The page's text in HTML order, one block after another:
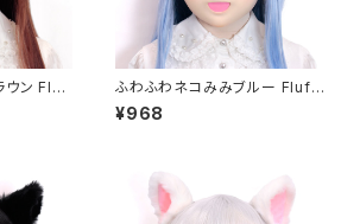
ウン Fluf
ふわふわネコみみブルー Fluff
y cat ear Blue
¥968